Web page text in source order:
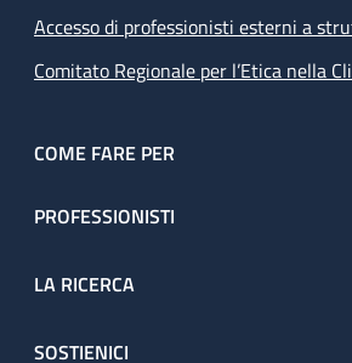
Accesso di professionisti esterni a
Comitato Regionale per l’Etica nella
COME FARE PER
PROFESSIONISTI
LA RICERCA
SOSTIENICI